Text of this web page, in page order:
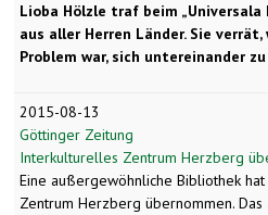
Lioba Hölzle traf beim „Universala
aus aller Herren Länder. Sie verrät,
Problem war, sich untereinander
2015-08-13
Göttinger Zeitung
Interkulturelles Zentrum Herzberg
Eine außergewöhnliche Bibliothek
Zentrum Herzberg übernommen. Das